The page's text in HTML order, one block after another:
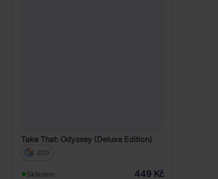
Take That: Odyssey (Deluxe Edition)
2CD
Skladem 449 Kč